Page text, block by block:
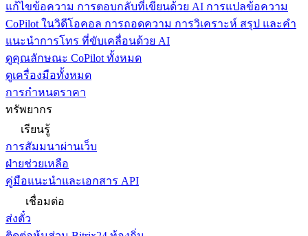
แก้ไขข้อความ การตอบกลับที่เขียนด้วย AI การแปลข้อความ
CoPilot ในวิดีโอคอล การถอดความ การวิเคราะห์ สรุป และคำ
แนะนำการโทร ที่ขับเคลื่อนด้วย AI
ดูคุณลักษณะ CoPilot ทั้งหมด
ดูเครื่องมือทั้งหมด
การกำหนดราคา
ทรัพยากร
เรียนรู้
การสัมมนาผ่านเว็บ
ฝ่ายช่วยเหลือ
คู่มือแนะนำและเอกสาร API
เชื่อมต่อ
ส่งตั๋ว